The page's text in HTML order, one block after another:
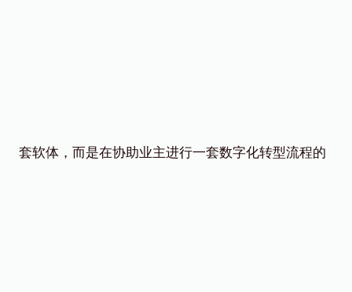
套软体，而是在协助业主进行一套数字化转型流程的